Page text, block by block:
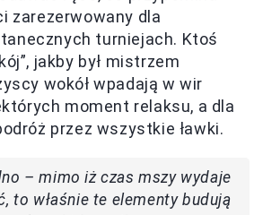
zarezerwowany dla
turniejach. Ktoś
jakby był mistrzem
wokół wpadają w wir
moment relaksu, a dla
przez wszystkie ławki.
– mimo iż czas mszy wydaje
to właśnie te elementy budują